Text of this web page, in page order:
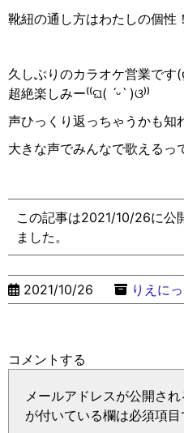
靴紐の通し方はわたしの個性
久しぶりのカラオケ営業です(
超絶楽しみー⁽⁽ଘ( ˊᵕˋ )ଓ⁾⁾
声ひっくり返っちゃうかも知
大きな声でみんなで歌えるっ
この記事は2021/10/26に公
ました。
2021/10/26 りえに
コメントする
メールアドレスが公開され
が付いている欄は必須項目